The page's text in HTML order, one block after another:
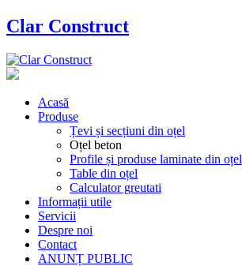
Clar Construct
Acasă
Produse
Țevi și secțiuni din oțel
Oțel beton
Profile și produse laminate din oțel
Table din oțel
Calculator greutati
Informații utile
Servicii
Despre noi
Contact
ANUNȚ PUBLIC